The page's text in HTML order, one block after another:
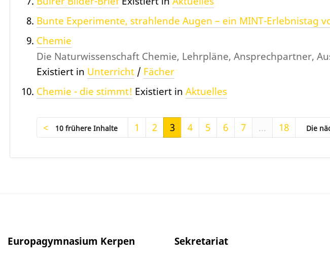
Bunte Experimente, strahlende Augen – ein MINT-Erlebnistag
Chemie
Die Naturwissenschaft Chemie, Lehrpläne, Ansprechpartner,
Existiert in Unterricht / Fächer
Chemie - die stimmt! Existiert in Aktuelles
10 frühere Inhalte 1 2 3 4 5 6 7 ... 18 Die
Europagymnasium Kerpen Sekretariat